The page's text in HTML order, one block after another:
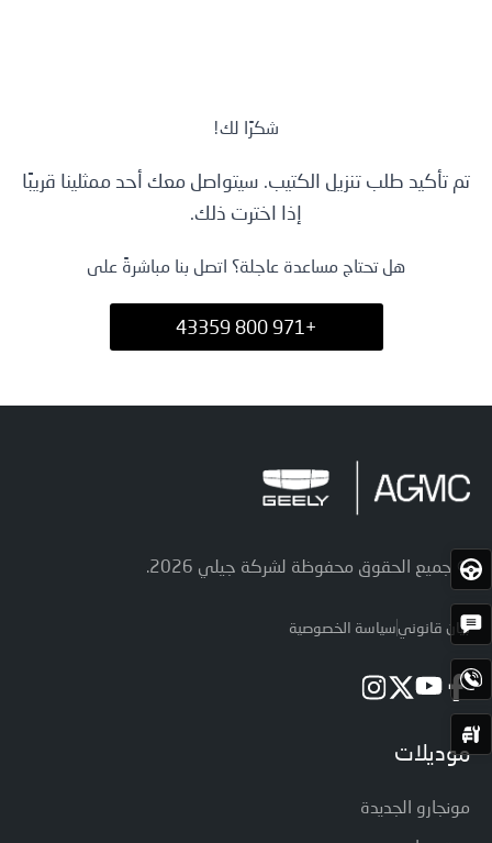
طلب تجربة
اتصل بنا
شكرًا لك!
تم تأكيد طلب تنزيل الكتيب. سيتواصل معك أحد ممثلينا قريبًا
إذا اخترت ذلك.
هل تحتاج مساعدة عاجلة؟ اتصل بنا مباشرةً على
+971 800 43359
اختبار
القيادة
الحصول
على
الاقتباس
اتصل
الآن
الخدمة
© جميع الحقوق محفوظة لشركة جيلي 2026.
بيان قانونيسياسة الخصوصية
موديلات
مونجارو الجديدة